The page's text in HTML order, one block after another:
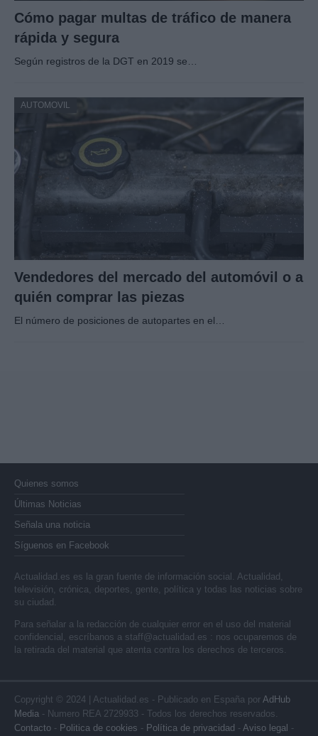
Cómo pagar multas de tráfico de manera
rápida y segura
Según registros de la DGT en 2019 se…
AUTOMOVIL
Vendedores del mercado del automóvil o a
quién comprar las piezas
El número de posiciones de autopartes en el…
Quienes somos
Últimas Noticias
Señala una noticia
Síguenos en Facebook
Actualidad.es es la gran fuente de información social. Actualidad,
televisión, crónica, deportes, gente, política y todas las noticias sobre
su ciudad.
Para señalar a la redacción de cualquier error en el uso del material
confidencial, escríbanos a staff@actualidad.es : nos ocuparemos de
la retirada del material que atenta contra los derechos de terceros.
Copyright © 2024 | Actualidad.es - Publicado en España por AdHub
Media - Numero REA 2729933 - Todos los derechos reservados.
Contacto - Politica de cookies - Política de privacidad - Aviso legal -